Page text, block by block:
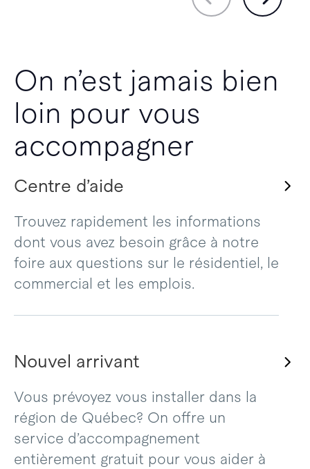
On n’est jamais bien
loin pour vous
accompagner
Centre d’aide
Trouvez rapidement les informations
dont vous avez besoin grâce à notre
foire aux questions sur le résidentiel, le
commercial et les emplois.
Nouvel arrivant
Vous prévoyez vous installer dans la
région de Québec? On offre un
service d’accompagnement
entièrement gratuit pour vous aider à